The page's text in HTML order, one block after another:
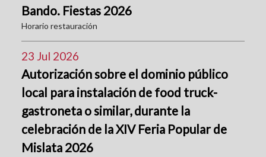
Bando. Fiestas 2026
Horario restauración
23 Jul 2026
Autorización sobre el dominio público
local para instalación de food truck-
gastroneta o similar, durante la
celebración de la XIV Feria Popular de
Mislata 2026